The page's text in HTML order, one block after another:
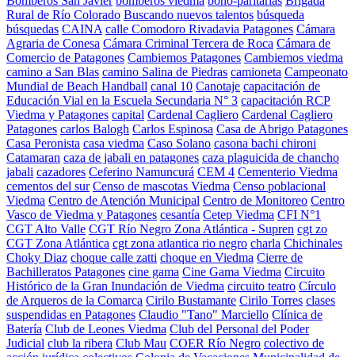
Rural de Río Colorado Buscando nuevos talentos búsqueda
búsquedas CAINA calle Comodoro Rivadavia Patagones Cámara
Agraria de Conesa Cámara Criminal Tercera de Roca Cámara de
Comercio de Patagones Cambiemos Patagones Cambiemos viedma
camino a San Blas camino Salina de Piedras camioneta Campeonato
Mundial de Beach Handball canal 10 Canotaje capacitación de
Educación Vial en la Escuela Secundaria N° 3 capacitación RCP
Viedma y Patagones capital Cardenal Cagliero Cardenal Cagliero
Patagones carlos Balogh Carlos Espinosa Casa de Abrigo Patagones
Casa Peronista casa viedma Caso Solano casona bachi chironi
Catamaran caza de jabali en patagones caza plaguicida de chancho
jabali cazadores Ceferino Namuncurá CEM 4 Cementerio Viedma
cementos del sur Censo de mascotas Viedma Censo poblacional
Viedma Centro de Atención Municipal Centro de Monitoreo Centro
Vasco de Viedma y Patagones cesantía Cetep Viedma CFI N°1
CGT Alto Valle CGT Río Negro Zona Atlántica - Supren cgt zo
CGT Zona Atlántica cgt zona atlantica rio negro charla Chichinales
Choky Diaz choque calle zatti choque en Viedma Cierre de
Bachilleratos Patagones cine gama Cine Gama Viedma Circuito
Histórico de la Gran Inundación de Viedma circuito teatro Círculo
de Arqueros de la Comarca Cirilo Bustamante Cirilo Torres clases
suspendidas en Patagones Claudio "Tano" Marciello Clínica de
Batería Club de Leones Viedma Club del Personal del Poder
Judicial club la ribera Club Mau COER Río Negro colectivo de